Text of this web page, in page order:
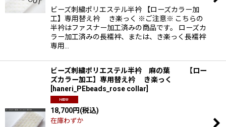
ビーズ刺繍ポリエステル半衿 【ローズカラー加
工】専用替え衿 き楽っく ※ご注意※ こちらの
半衿はファスナー加工済みの商品です。 ローズカ
ラー加工済みの長襦袢、または、き楽っく長襦袢
専用…
ビーズ刺繍ポリエステル半衿 麻の葉 【ロー
ズカラー加工】専用替え衿 き楽っく
haneri_PEbeads_rose collar
18,700円(税込)
在庫わずか